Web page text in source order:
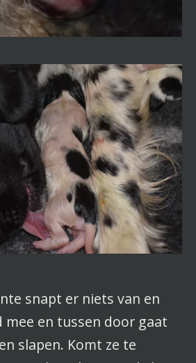
snapt er niets van en
en tussen door gaat
slapen. Komt ze te